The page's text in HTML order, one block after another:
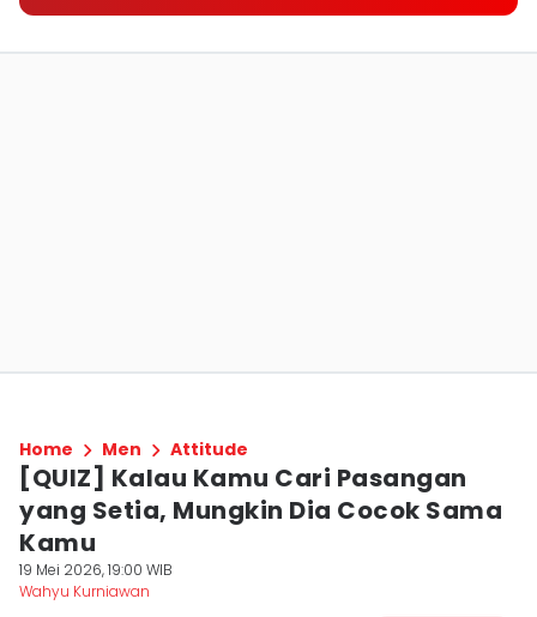
Home Men Attitude
[QUIZ] Kalau Kamu Cari Pasangan
yang Setia, Mungkin Dia Cocok Sama
Kamu
19 Mei 2026, 19:00 WIB
Wahyu Kurniawan